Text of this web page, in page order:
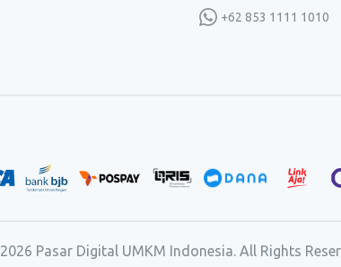
+62 853 1111 1010
2026 Pasar Digital UMKM Indonesia. All Rights